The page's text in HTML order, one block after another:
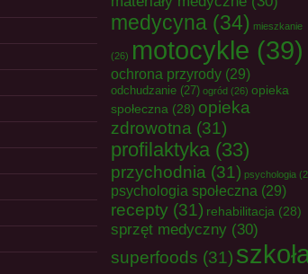
medycyna (34) mieszkanie
(26) motocykle (39)
ochrona przyrody (29)
odchudzanie (27) ogród (26) opieka
społeczna (28) opieka
zdrowotna (31)
profilaktyka (33)
przychodnia (31) psychologia
psychologia społeczna (29)
recepty (31) rehabilitacja (28)
sprzęt medyczny (30)
superfoods (31)